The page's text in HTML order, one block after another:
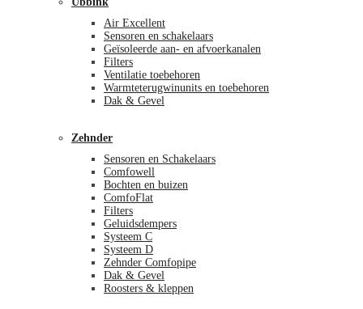
Air Excellent
Sensoren en schakelaars
Geïsoleerde aan- en afvoerkanalen
Filters
Ventilatie toebehoren
Warmteterugwinunits en toebehoren
Dak & Gevel
Zehnder
Sensoren en Schakelaars
Comfowell
Bochten en buizen
ComfoFlat
Filters
Geluidsdempers
Systeem C
Systeem D
Zehnder Comfopipe
Dak & Gevel
Roosters & kleppen